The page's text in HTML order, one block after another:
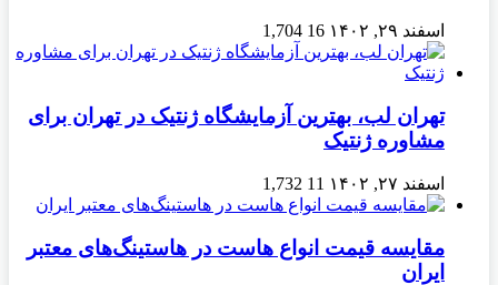
اسفند ۲۹, ۱۴۰۲ 16
1,704
تهران لب، بهترین آزمایشگاه ژنتیک در تهران برای
مشاوره ژنتیک
اسفند ۲۷, ۱۴۰۲ 11
1,732
مقایسه قیمت انواع هاست در هاستینگ‌های معتبر
ایران